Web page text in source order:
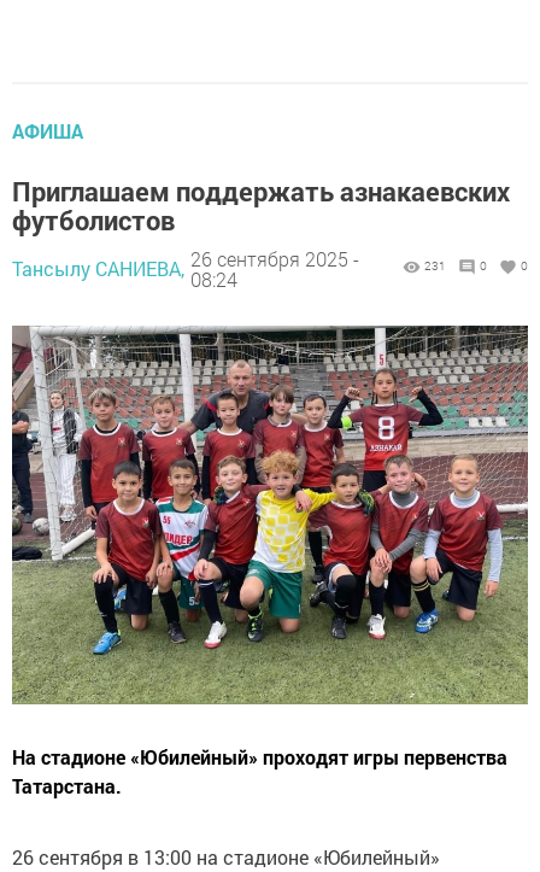
АФИША
Приглашаем поддержать азнакаевских
футболистов
Тансылу САНИЕВА, 26 сентября 2025 -
08:24
231 0 0
На стадионе «Юбилейный» проходят игры первенства
Татарстана.
26 сентября в 13:00 на стадионе «Юбилейный»